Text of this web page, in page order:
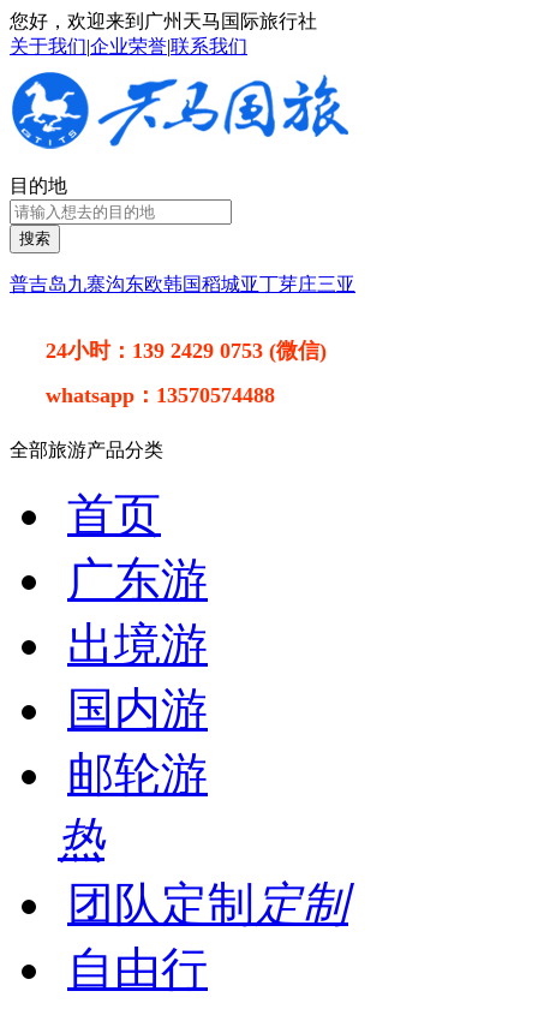
您好，欢迎来到广州天马国际旅行社
关于我们|企业荣誉|联系我们
目的地
搜索
普吉岛九寨沟东欧韩国稻城亚丁芽庄三亚
24小时： 139 2429 0753 (微信)
whatsapp： 13570574488
全部旅游产品分类
首页
广东游
出境游
国内游
邮轮游
热
团队定制 定制
自由行